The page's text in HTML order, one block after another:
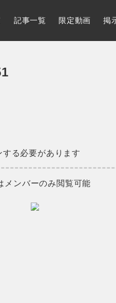
記事一覧 限定動画 掲
る必要があります
メンバーのみ閲覧可能